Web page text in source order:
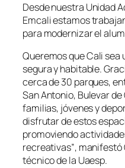
Desde nuestra Unidad
Emcali estamos
para modernizar el
Queremos que Cali sea
segura y habitable.
cerca de 30 parques,
San Antonio, Bulevar
familias, jóvenes y
disfrutar de estos
promoviendo
recreativas”,
técnico de la Uaesp.